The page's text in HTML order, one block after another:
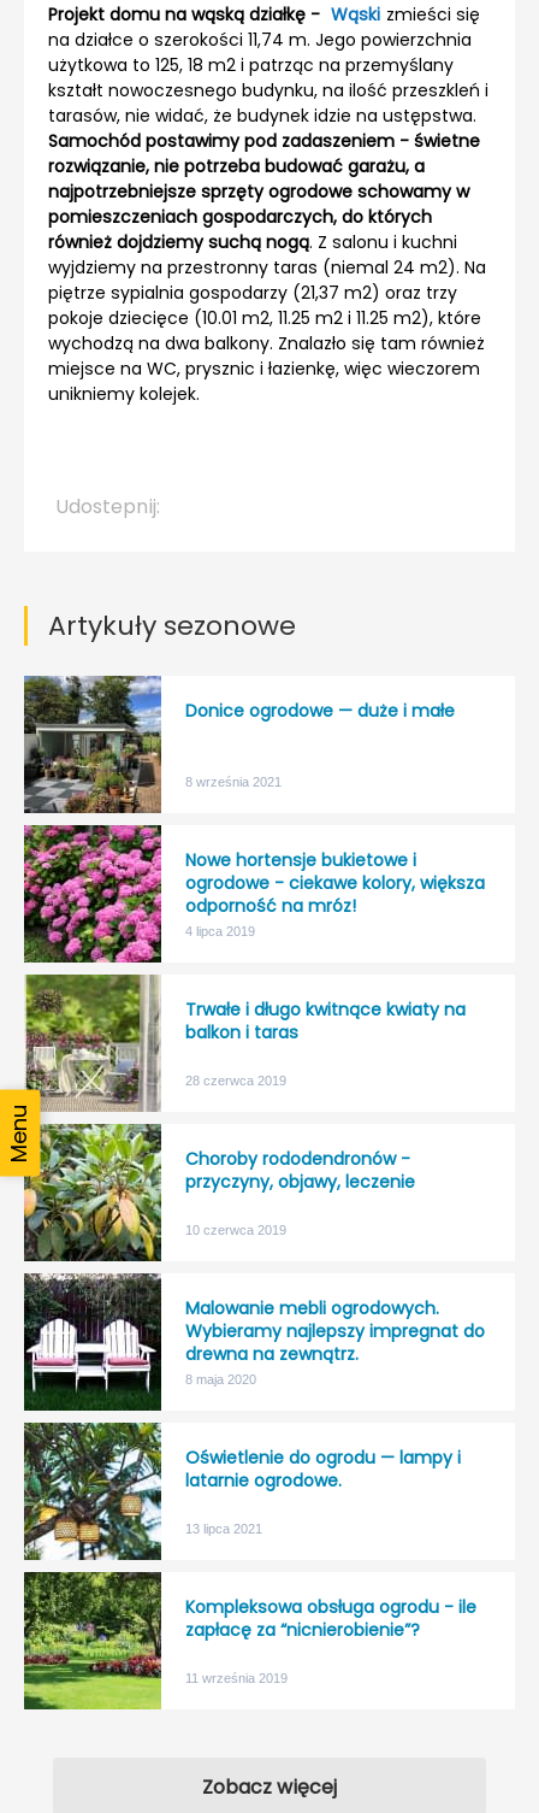
Projekt domu na wąską działkę - Wąski zmieści się
na działce o szerokości 11,74 m. Jego powierzchnia
użytkowa to 125, 18 m2 i patrząc na przemyślany
kształt nowoczesnego budynku, na ilość przeszkleń i
tarasów, nie widać, że budynek idzie na ustępstwa.
Samochód postawimy pod zadaszeniem - świetne
rozwiązanie, nie potrzeba budować garażu, a
najpotrzebniejsze sprzęty ogrodowe schowamy w
pomieszczeniach gospodarczych, do których
również dojdziemy suchą nogą. Z salonu i kuchni
wyjdziemy na przestronny taras (niemal 24 m2). Na
piętrze sypialnia gospodarzy (21,37 m2) oraz trzy
pokoje dziecięce (10.01 m2, 11.25 m2 i 11.25 m2), które
wychodzą na dwa balkony. Znalazło się tam również
miejsce na WC, prysznic i łazienkę, więc wieczorem
unikniemy kolejek.
Udostepnij:
Artykuły sezonowe
Donice ogrodowe — duże i małe
8 września 2021
Nowe hortensje bukietowe i
ogrodowe - ciekawe kolory, większa
odporność na mróz!
4 lipca 2019
Trwałe i długo kwitnące kwiaty na
balkon i taras
28 czerwca 2019
Choroby rododendronów -
przyczyny, objawy, leczenie
10 czerwca 2019
Malowanie mebli ogrodowych.
Wybieramy najlepszy impregnat do
drewna na zewnątrz.
8 maja 2020
Oświetlenie do ogrodu — lampy i
latarnie ogrodowe.
13 lipca 2021
Kompleksowa obsługa ogrodu - ile
zapłacę za “nicnierobienie”?
11 września 2019
Zobacz więcej